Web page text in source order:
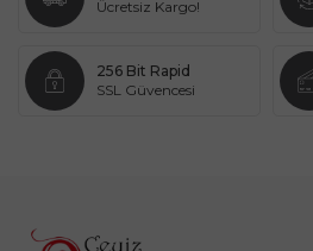
Ücretsiz Kargo!
256 Bit Rapid
SSL Güvencesi